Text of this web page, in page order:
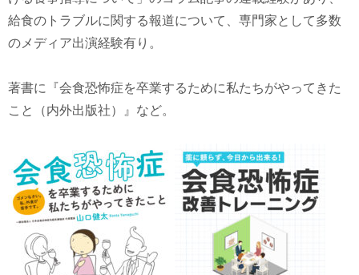
給食のトラブルに関する報道について、専門家として多数
のメディア出演経験有り。
著書に『会食恐怖症を卒業するために私たちがやってきた
こと（内外出版社）』など。